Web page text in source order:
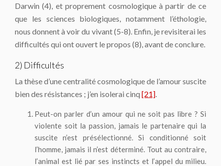
Darwin (4), et proprement cosmologique à partir de ce
que les sciences biologiques, notamment l’éthologie,
nous donnent à voir du vivant (5-8). Enfin, je revisiterai les
difficultés qui ont ouvert le propos (8), avant de conclure.
2) Difficultés
La thèse d’une centralité cosmologique de l’amour suscite
bien des résistances ; j’en isolerai cinq [21].
Peut-on parler d’un amour qui ne soit pas libre ? Si
violente soit la passion, jamais le partenaire qui la
suscite n’est présélectionné. Si conditionné soit
l’homme, jamais il n’est déterminé. Tout au contraire,
l’animal est lié par ses instincts et l’appel du milieu.